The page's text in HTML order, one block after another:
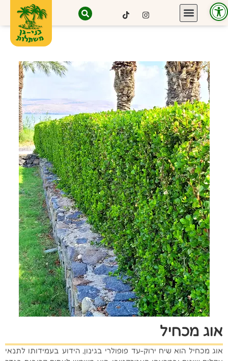
אוג מכחיל
אוג מכחיל הוא שיח ירוק-עד פופולרי בגינון, הידוע בעמידותו לתנאי